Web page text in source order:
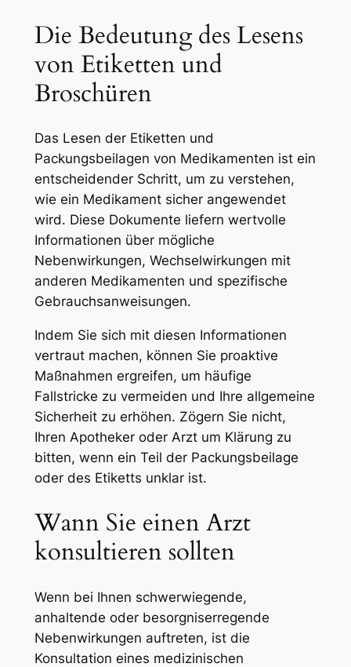
Die Bedeutung des Lesens
von Etiketten und
Broschüren
Das Lesen der Etiketten und
Packungsbeilagen von Medikamenten ist ein
entscheidender Schritt, um zu verstehen,
wie ein Medikament sicher angewendet
wird. Diese Dokumente liefern wertvolle
Informationen über mögliche
Nebenwirkungen, Wechselwirkungen mit
anderen Medikamenten und spezifische
Gebrauchsanweisungen.
Indem Sie sich mit diesen Informationen
vertraut machen, können Sie proaktive
Maßnahmen ergreifen, um häufige
Fallstricke zu vermeiden und Ihre allgemeine
Sicherheit zu erhöhen. Zögern Sie nicht,
Ihren Apotheker oder Arzt um Klärung zu
bitten, wenn ein Teil der Packungsbeilage
oder des Etiketts unklar ist.
Wann Sie einen Arzt
konsultieren sollten
Wenn bei Ihnen schwerwiegende,
anhaltende oder besorgniserregende
Nebenwirkungen auftreten, ist die
Konsultation eines medizinischen